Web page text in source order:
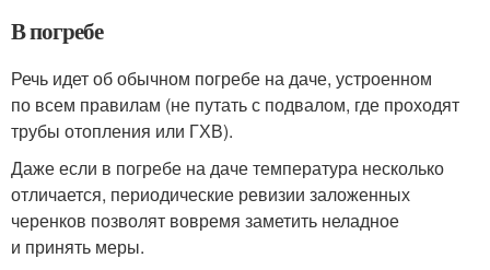
В погребе
Речь идет об обычном погребе на даче, устроенном
по всем правилам (не путать с подвалом, где проходят
трубы отопления или ГХВ).
Даже если в погребе на даче температура несколько
отличается, периодические ревизии заложенных
черенков позволят вовремя заметить неладное
и принять меры.